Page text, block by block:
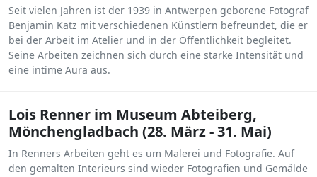
Seit vielen Jahren ist der 1939 in Antwerpen geborene Fotograf
Benjamin Katz mit verschiedenen Künstlern befreundet, die er
bei der Arbeit im Atelier und in der Öffentlichkeit begleitet.
Seine Arbeiten zeichnen sich durch eine starke Intensität und
eine intime Aura aus.
Lois Renner im Museum Abteiberg,
Mönchengladbach (28. März - 31. Mai)
In Renners Arbeiten geht es um Malerei und Fotografie. Auf
den gemalten Interieurs sind wieder Fotografien und Gemälde